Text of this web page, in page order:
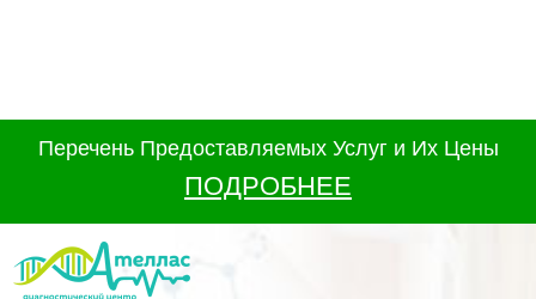
Перечень Предоставляемых Услуг и Их Цены
ПОДРОБНЕЕ